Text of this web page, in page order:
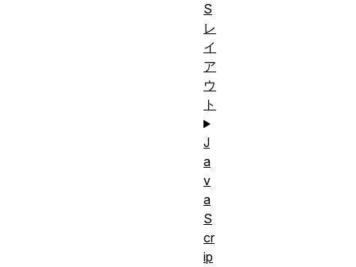
S
レ
イ
ア
ウ
ト
J
a
v
a
S
cr
ip